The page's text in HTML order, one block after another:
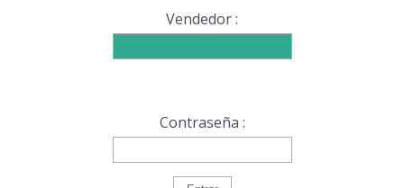
Vendedor :
Contraseña :